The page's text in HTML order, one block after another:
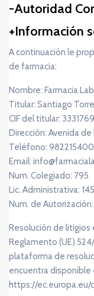
Autoridad
Información
A continuación le
de farmacia:
Nombre: Farmacia
Titular: Santiago
CIF del titular:
Dirección: Avenida de
Teléfono: 982215400
Email:
Num. Colegiado: 795
Lic. Administrativa:
Num. de
Resolución de litigios
Reglamento (UE)
plataforma de
encuentra disponible
https://ec.europa.eu/